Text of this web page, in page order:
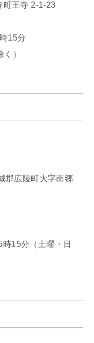
王寺 2-1-23
15分
）
郡広陵町大字南郷
15分（土曜・日